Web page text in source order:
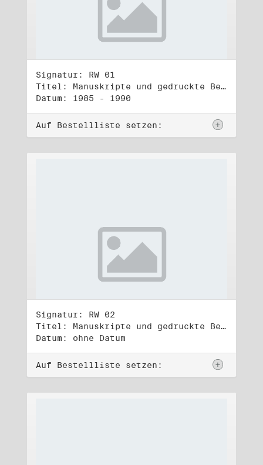
Signatur: RW 01
Titel: Manuskripte und gedruckte Belege (1)
Datum: 1985 - 1990
Auf Bestellliste setzen:
Signatur: RW 02
Titel: Manuskripte und gedruckte Belege (2)
Datum: ohne Datum
Auf Bestellliste setzen: